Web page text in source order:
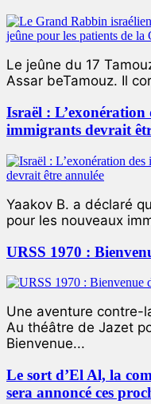
Le jeûne du 17
Assar beTamouz. Il
Israël :
immigrants devrait
Yaakov B. a déclaré
pour les nouveaux
URSS 1970 :
Une aventure contre-
Au théâtre de Jazet
Bienvenue...
Le sort d’El Al, la
sera annoncé ces